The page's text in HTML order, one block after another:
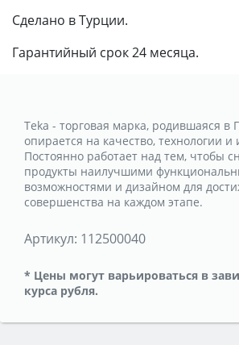
Сделано в Турции.
Гарантийный срок 24 месяца.
Teka - торговая марка, родившаяся в
опирается на качество, технологии
Постоянно работает над тем, чтобы
продукты наилучшими
возможностями и дизайном для
совершенства на каждом этапе.
Артикул: 112500040
* Цены могут варьироваться в
курса рубля.